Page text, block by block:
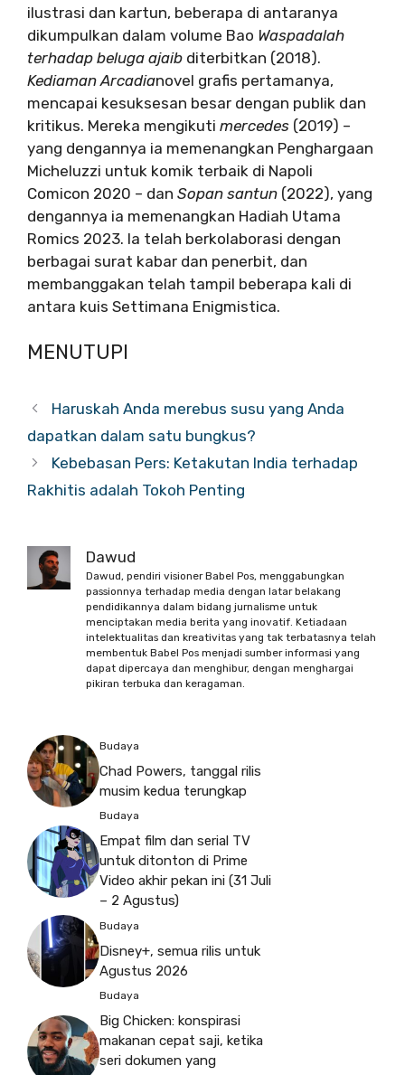
ilustrasi dan kartun, beberapa di antaranya
dikumpulkan dalam volume Bao Waspadalah
terhadap beluga ajaib diterbitkan (2018).
Kediaman Arcadianovel grafis pertamanya,
mencapai kesuksesan besar dengan publik dan
kritikus. Mereka mengikuti mercedes (2019) –
yang dengannya ia memenangkan Penghargaan
Micheluzzi untuk komik terbaik di Napoli
Comicon 2020 – dan Sopan santun (2022), yang
dengannya ia memenangkan Hadiah Utama
Romics 2023. Ia telah berkolaborasi dengan
berbagai surat kabar dan penerbit, dan
membanggakan telah tampil beberapa kali di
antara kuis Settimana Enigmistica.
MENUTUPI
Haruskah Anda merebus susu yang Anda
dapatkan dalam satu bungkus?
Kebebasan Pers: Ketakutan India terhadap
Rakhitis adalah Tokoh Penting
Dawud
Dawud, pendiri visioner Babel Pos, menggabungkan
passionnya terhadap media dengan latar belakang
pendidikannya dalam bidang jurnalisme untuk
menciptakan media berita yang inovatif. Ketiadaan
intelektualitas dan kreativitas yang tak terbatasnya telah
membentuk Babel Pos menjadi sumber informasi yang
dapat dipercaya dan menghibur, dengan menghargai
pikiran terbuka dan keragaman.
Budaya
Chad Powers, tanggal rilis
musim kedua terungkap
Budaya
Empat film dan serial TV
untuk ditonton di Prime
Video akhir pekan ini (31 Juli
– 2 Agustus)
Budaya
Disney+, semua rilis untuk
Agustus 2026
Budaya
Big Chicken: konspirasi
makanan cepat saji, ketika
seri dokumen yang